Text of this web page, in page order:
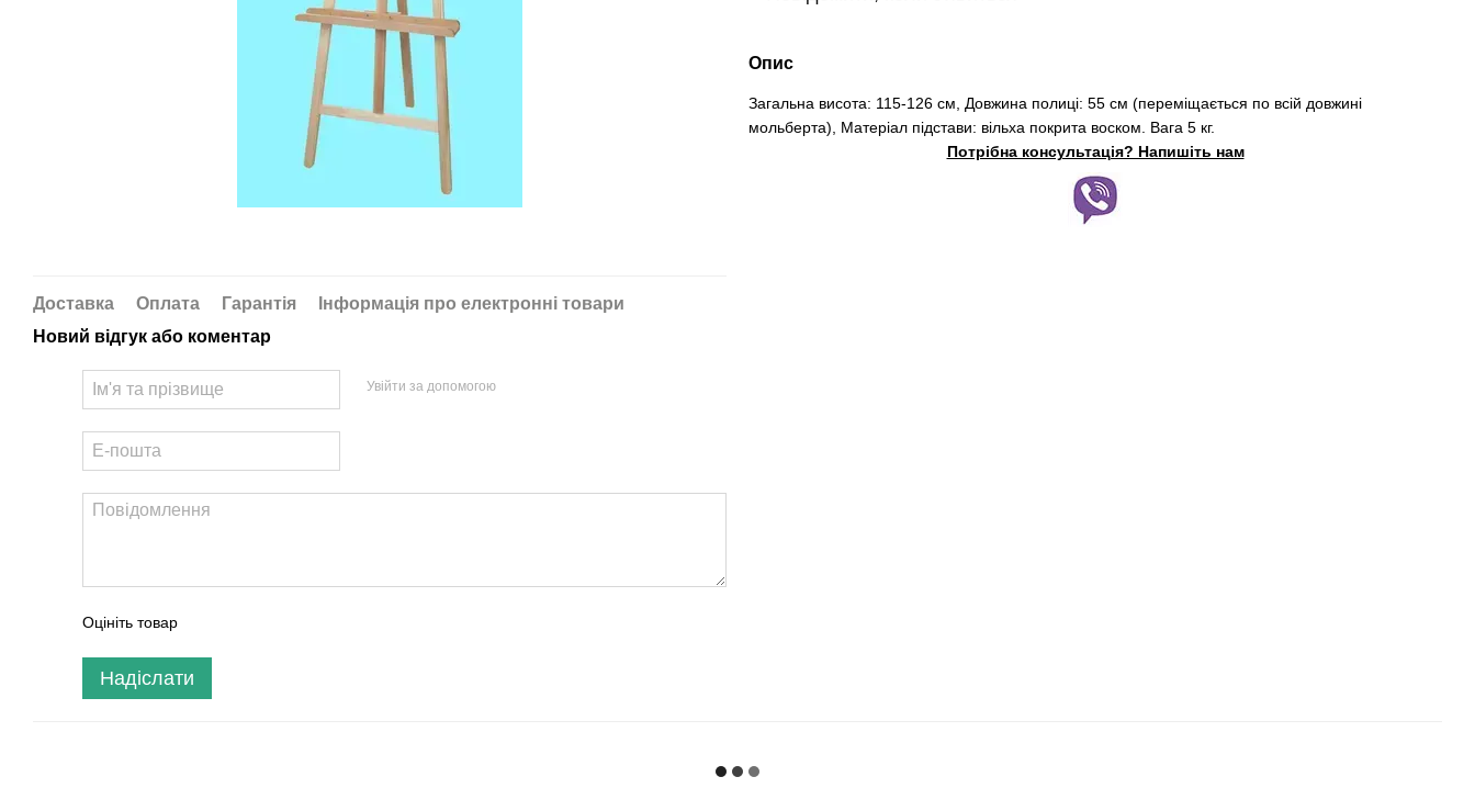
Доставка Оплата Гарантія
Інформація про електронні товари
Новий відгук або коментар
Увійти за допомогою
Оцініть товар
Надіслати
Опис
Загальна висота: 115-126 см, Довжина полиці: 55 см (переміщається по всій довжині
мольберта), Матеріал підстави: вільха покрита воском. Вага 5 кг.
Потрібна консультація? Напишіть нам